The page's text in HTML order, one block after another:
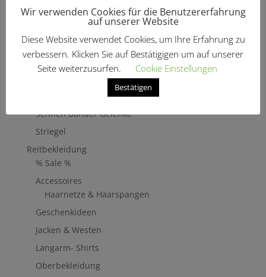
Fliegenschutzmittel
Pferdewäsche
Putzzeug & Zubehör
Bürsten & Kardätschen
Sehnen Bänder Gelenke
Striegel
Reitbekleidung
% Sale %
Accessoires
Haarnetze & Haarspangen
Geschenkideen
Jacken & Westen
Langarm- Shirts
Oberbekleidung
Wir verwenden Cookies für die Benutzererfahrung
auf unserer Website
Diese Website verwendet Cookies, um Ihre Erfahrung zu
verbessern. Klicken Sie auf Bestätigigen um auf unserer
Seite weiterzusurfen.
Cookie Einstellungen
Bestätigen